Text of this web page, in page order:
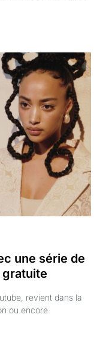
une série de
revient dans la
ou encore